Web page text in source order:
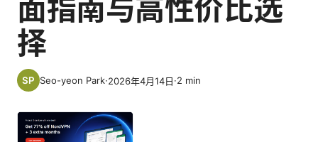
面指南与高性价比选
择
Seo-yeon Park·2026年4月14日·2 min